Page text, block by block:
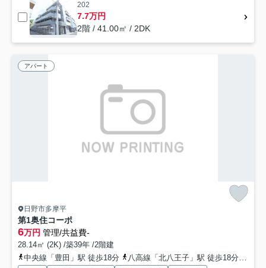
202
7.7万円
2階 / 41.00㎡ / 2DK
アパート
日野市多摩平
第1奥住コーポ
6万円 管理/共益費-
28.14㎡ (2K) /築39年 /2階建
中央線「豊田」駅 徒歩18分
八高線「北八王子」駅 徒歩18分